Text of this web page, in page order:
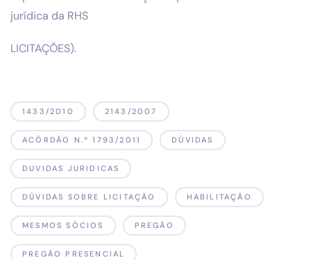
jurídica da RHS
LICITAÇÕES).
1433/2010 2143/2007
ACÓRDÃO N.º 1793/2011 DÚVIDAS
DUVIDAS JURIDICAS
DÚVIDAS SOBRE LICITAÇÃO HABILITAÇÃO
MESMOS SÓCIOS PREGÃO
PREGÃO PRESENCIAL